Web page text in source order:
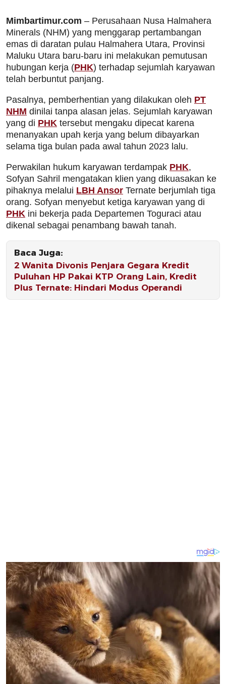
Mimbartimur.com – Perusahaan Nusa Halmahera
Minerals (NHM) yang menggarap pertambangan
emas di daratan pulau Halmahera Utara, Provinsi
Maluku Utara baru-baru ini melakukan pemutusan
hubungan kerja (PHK) terhadap sejumlah karyawan
telah berbuntut panjang.
Pasalnya, pemberhentian yang dilakukan oleh PT
NHM dinilai tanpa alasan jelas. Sejumlah karyawan
yang di PHK tersebut mengaku dipecat karena
menanyakan upah kerja yang belum dibayarkan
selama tiga bulan pada awal tahun 2023 lalu.
Perwakilan hukum karyawan terdampak PHK,
Sofyan Sahril mengatakan klien yang dikuasakan ke
pihaknya melalui LBH Ansor Ternate berjumlah tiga
orang. Sofyan menyebut ketiga karyawan yang di
PHK ini bekerja pada Departemen Toguraci atau
dikenal sebagai penambang bawah tanah.
Baca Juga:
2 Wanita Divonis Penjara Gegara Kredit
Puluhan HP Pakai KTP Orang Lain, Kredit
Plus Ternate: Hindari Modus Operandi